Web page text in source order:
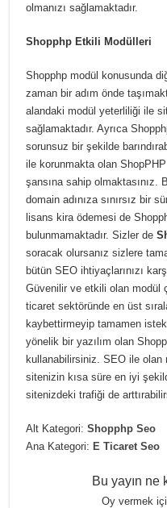
olmanızı sağlamaktadır.
Shopphp Etkili Modülleri
Shopphp modül konusunda
zaman bir adım önde
alandaki modül yeterliliği ile
sağlamaktadır. Ayrıca
sorunsuz bir şekilde
ile korunmakta olan ShopPHP
şansına sahip olmaktasınız.
domain adınıza sınırsız bir
lisans kira ödemesi de
bulunmamaktadır. Sizler de
soracak olursanız sizlere
bütün SEO ihtiyaçlarınızı
Güvenilir ve etkili olan modül
ticaret sektöründe en üst
kaybettirmeyip tamamen
yönelik bir yazılım olan
kullanabilirsiniz. SEO ile
sitenizin kısa süre en iyi
sitenizdeki trafiği de
Alt Kategori:Shopphp Seo
Ana Kategori: E Ticaret Seo
Bu yayın ne
Oy vermek